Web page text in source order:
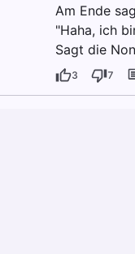
Am Ende
"Haha, ich
Sagt die
3 7